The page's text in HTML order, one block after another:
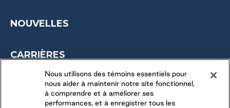
NOUVELLES
CARRIÈRES
OPPORTUNITÉS SAISONNIÈRES
DERNIÈRES OPPORTUNITÉS
Nous utilisons des témoins essentiels pour
nous aider à maintenir notre site fonctionnel,
à comprendre et à améliorer ses
performances, et à enregistrer tous les